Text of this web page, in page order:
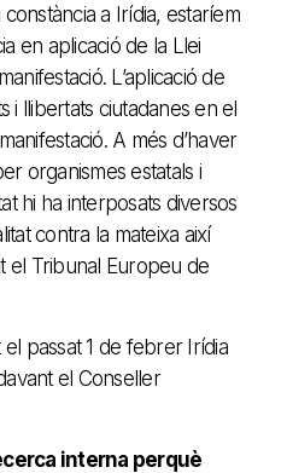
a Irídia, estaríem
en aplicació de la Llei
L’aplicació de
i llibertats ciutadanes en el
A més d’haver
organismes estatals i
hi ha interposats diversos
contra la mateixa així
el Tribunal Europeu de
passat 1 de febrer Irídia
el Conseller
interna perquè